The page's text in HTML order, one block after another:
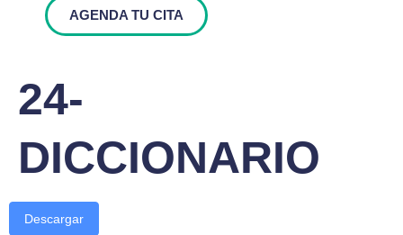
AGENDA TU CITA
24-
DICCIONARIO
Descargar